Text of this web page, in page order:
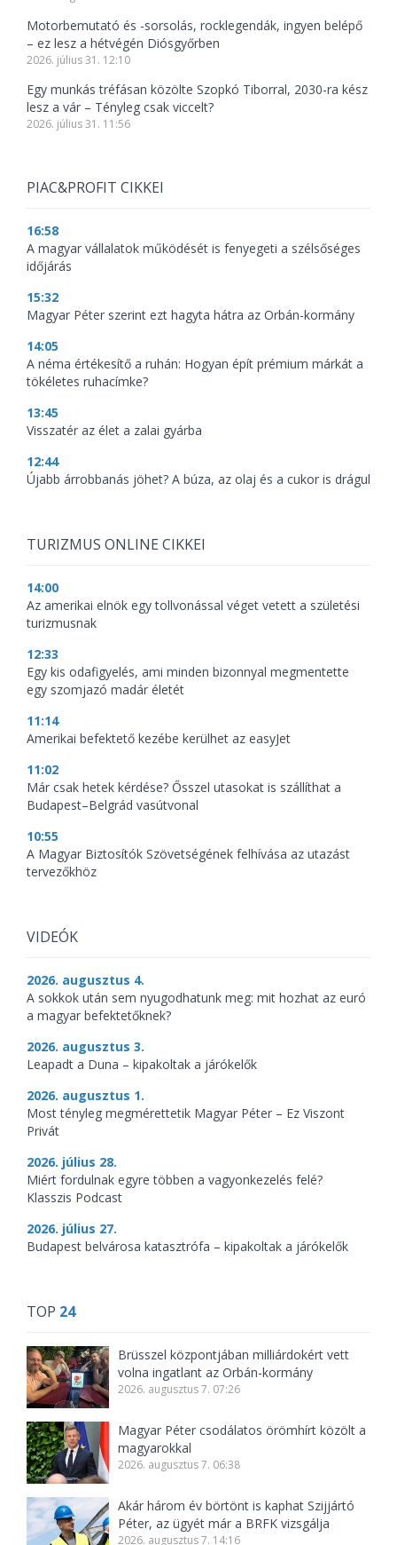
Motorbemutató és -sorsolás, rocklegendák, ingyen belépő
– ez lesz a hétvégén Diósgyőrben
2026. július 31. 12:10
Egy munkás tréfásan közölte Szopkó Tiborral, 2030-ra kész
lesz a vár – Tényleg csak viccelt?
2026. július 31. 11:56
PIAC&PROFIT CIKKEI
16:58
A magyar vállalatok működését is fenyegeti a szélsőséges
időjárás
15:32
Magyar Péter szerint ezt hagyta hátra az Orbán-kormány
14:05
A néma értékesítő a ruhán: Hogyan épít prémium márkát a
tökéletes ruhacímke?
13:45
Visszatér az élet a zalai gyárba
12:44
Újabb árrobbanás jöhet? A búza, az olaj és a cukor is drágul
TURIZMUS ONLINE CIKKEI
14:00
Az amerikai elnök egy tollvonással véget vetett a születési
turizmusnak
12:33
Egy kis odafigyelés, ami minden bizonnyal megmentette
egy szomjazó madár életét
11:14
Amerikai befektető kezébe kerülhet az easyJet
11:02
Már csak hetek kérdése? Ősszel utasokat is szállíthat a
Budapest–Belgrád vasútvonal
10:55
A Magyar Biztosítók Szövetségének felhívása az utazást
tervezőkhöz
VIDEÓK
2026. augusztus 4.
A sokkok után sem nyugodhatunk meg: mit hozhat az euró
a magyar befektetőknek?
2026. augusztus 3.
Leapadt a Duna – kipakoltak a járókelők
2026. augusztus 1.
Most tényleg megmérettetik Magyar Péter – Ez Viszont
Privát
2026. július 28.
Miért fordulnak egyre többen a vagyonkezelés felé?
Klasszis Podcast
2026. július 27.
Budapest belvárosa katasztrófa – kipakoltak a járókelők
TOP 24
Brüsszel központjában milliárdokért vett
volna ingatlant az Orbán-kormány
2026. augusztus 7. 07:26
Magyar Péter csodálatos örömhírt közölt a
magyarokkal
2026. augusztus 7. 06:38
Akár három év börtönt is kaphat Szijjártó
Péter, az ügyét már a BRFK vizsgálja
2026. augusztus 7. 14:16